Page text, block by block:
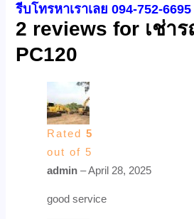
รีบโทรหาเราเลย 094-752-
2 reviews for เช่า
PC120
Rated5
out of 5
admin–April 28, 2025
good service